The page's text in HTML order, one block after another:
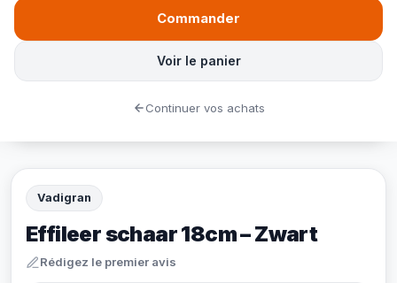
Vadigran
Effileer schaar 18cm – Zwart
Rédigez le premier avis
Voir le panier
Commander
Continuer vos achats